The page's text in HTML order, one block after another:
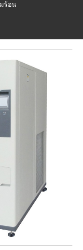
ร้อน